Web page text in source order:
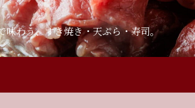
味わう、すき焼き・天ぷら・寿司。